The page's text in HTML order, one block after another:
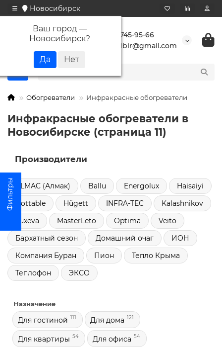
Новосибирск
Ваш город —
Новосибирск?
+7 923 745-95-66
buransibir@gmail.com
Обогреватели Инфракрасные обогреватели
Инфракрасные обогреватели в
Новосибирске (страница 11)
Производители
ALMAC (Алмак) Ballu Energolux
Haisaiyi
Hottable
Hügett INFRA-TEC
Kalashnikov
Luxeva
MasterLeto Optima
Veito
Бархатный сезон
Домашний очаг
ИОН
Компания Буран
Пион
Тепло Крыма
Теплофон
ЭКСО
Назначение
Для гостиной 111 Для дома 121
Для квартиры 54 Для офиса 54